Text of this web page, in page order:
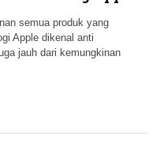
semua produk yang
Apple dikenal anti
jauh dari kemungkinan